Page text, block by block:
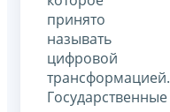
принято
называть
цифровой
трансформацией.
Государственные